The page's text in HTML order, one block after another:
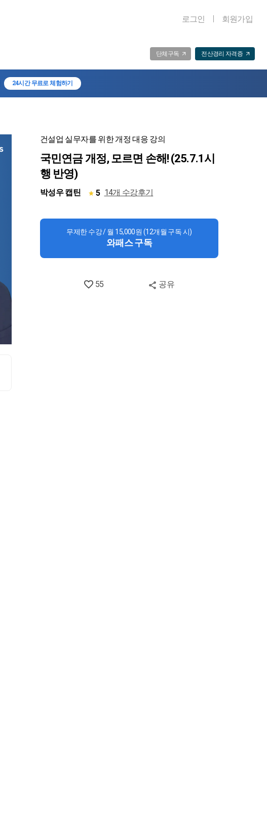
로그인 회원가입
단체구독 전산경리 자격증
24시간 무료로 체험하기
건설업 실무자를 위한 개정 대응 강의
국민연금 개정, 모르면 손해! (25.7.1시
행 반영)
박성우 캡틴 5 14개 수강후기
무제한 수강 / 월 15,000원 (12개월 구독 시)
와패스 구독
55 공유